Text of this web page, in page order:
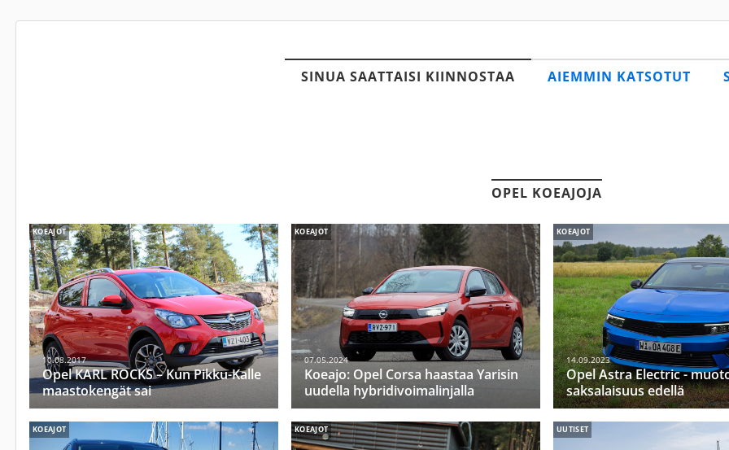
SINUA SAATTAISI KIINNOSTAA AIEMMIN KATSOTUT
OPEL KOEAJOJA
KOEAJOT
10.08.2017
Opel KARL ROCKS – Kun Pikku-Kalle
maastokengät sai
KOEAJOT
07.05.2024
Koeajo: Opel Corsa haastaa Yarisin
uudella hybridivoimalinjalla
KOEAJOT
14.09.2023
Opel Astra Electric -
saksalaisuus edellä
KOEAJOT KOEAJOT UUTISET